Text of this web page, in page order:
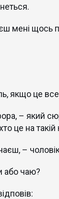
мені щось
якщо це
– який
це на такій
–
або чаю?